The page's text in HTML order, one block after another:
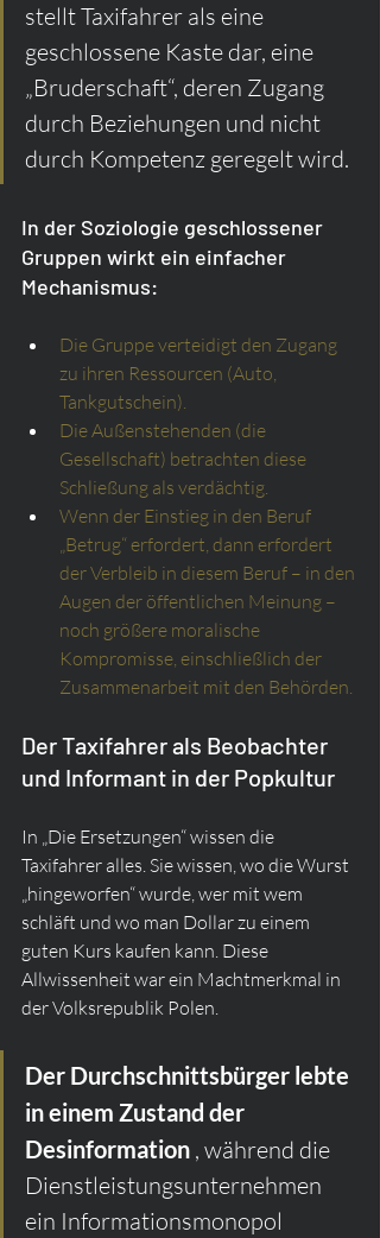
stellt Taxifahrer als eine
geschlossene Kaste dar, eine
„Bruderschaft“, deren Zugang
durch Beziehungen und nicht
durch Kompetenz geregelt wird.
In der Soziologie geschlossener
Gruppen wirkt ein einfacher
Mechanismus:
Die Gruppe verteidigt den Zugang
zu ihren Ressourcen (Auto,
Tankgutschein).
Die Außenstehenden (die
Gesellschaft) betrachten diese
Schließung als verdächtig.
Wenn der Einstieg in den Beruf
„Betrug“ erfordert, dann erfordert
der Verbleib in diesem Beruf – in den
Augen der öffentlichen Meinung –
noch größere moralische
Kompromisse, einschließlich der
Zusammenarbeit mit den Behörden.
Der Taxifahrer als Beobachter
und Informant in der Popkultur
In „Die Ersetzungen“ wissen die
Taxifahrer alles. Sie wissen, wo die Wurst
„hingeworfen“ wurde, wer mit wem
schläft und wo man Dollar zu einem
guten Kurs kaufen kann. Diese
Allwissenheit war ein Machtmerkmal in
der Volksrepublik Polen.
Der Durchschnittsbürger lebte
in einem Zustand der
Desinformation , während die
Dienstleistungsunternehmen
ein Informationsmonopol